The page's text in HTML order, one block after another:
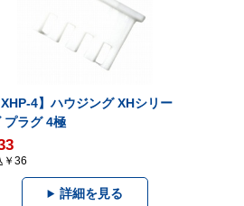
XHP-4】ハウジング XHシリー
プラグ 4極
￥36
詳細を見る